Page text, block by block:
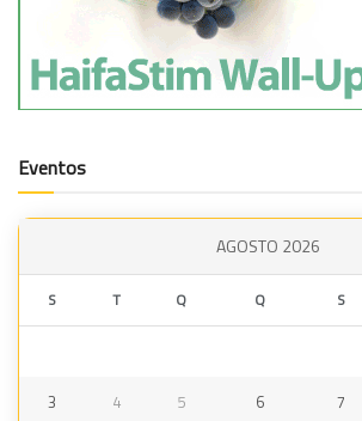
Eventos
AGOSTO 2026
S T Q Q S
3 4 5 6 7